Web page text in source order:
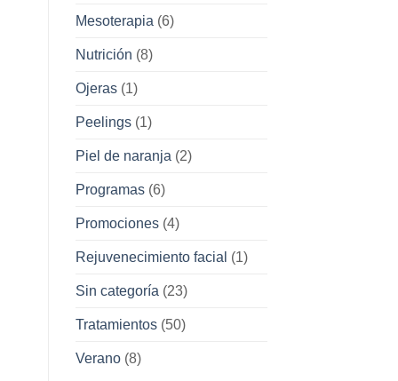
Mesoterapia (6)
Nutrición (8)
Ojeras(1)
Peelings(1)
Piel de naranja (2)
Programas(6)
Promociones(4)
Rejuvenecimiento facial (1)
Sin categoría (23)
Tratamientos(50)
Verano(8)